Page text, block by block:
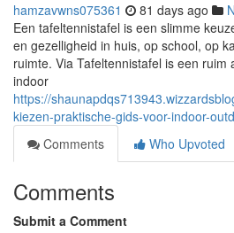
hamzavwns075361 81 days ago
Een tafeltennistafel is een slimme
en gezelligheid in huis, op school, op
ruimte. Via Tafeltennistafel is een ruim
indoor
https://
kiezen-praktische-gids-voor-indoor-
Comments
Who Upvoted
Comments
Submit a Comment